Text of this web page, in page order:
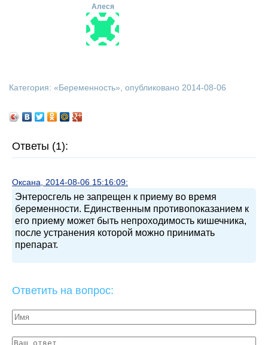
Алеся
Категория: «Беременность», опубликовано 2014-08-06
Ответы (1):
Оксана, 2014-08-06 15:16:09:
Энтеросгель не запрещен к приему во время
беременности. Единственным противопоказанием к
его приему может быть непроходимость кишечника,
после устранения которой можно принимать
препарат.
Ответить на вопрос: